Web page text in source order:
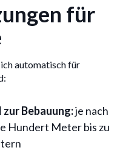
für
automatisch für
Bebauung:je nach
Hundert Meter bis zu